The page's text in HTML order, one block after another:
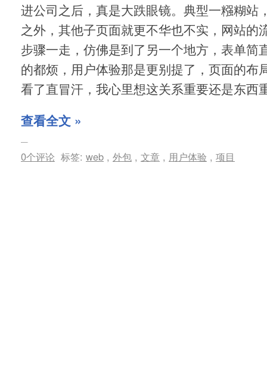
进公司之后，真是大跌眼镜。典型一糨糊站
之外，其他子页面就更不华也不实，网站的
步骤一走，仿佛是到了另一个地方，表单简
的都烦，用户体验那是更别提了，页面的布
看了直冒汗，我心里想这关系重要还是东西
查看全文 »
0个评论 标签: web , 外包 , 文章 , 用户体验 , 项目